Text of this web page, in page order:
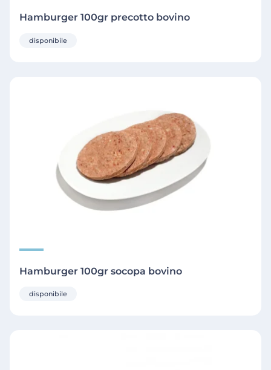
Hamburger 100gr precotto bovino
disponibile
Hamburger 100gr socopa bovino
disponibile